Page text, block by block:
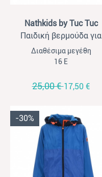
Nathkids by Tuc Tuc
Παιδική βερμούδα για
αγόρια Nathkids τζιν
Διαθέσιμα μεγέθη
16 Ε
25,00 €17,50 €
-30%